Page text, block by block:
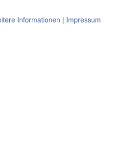
Informationen | Impressum